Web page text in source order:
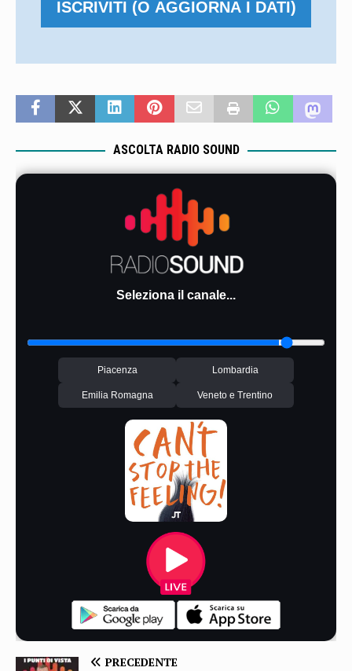
ASCOLTA RADIO SOUND
Seleziona il canale...
Piacenza Lombardia
Emilia Romagna Veneto e Trentino
PRECEDENTE